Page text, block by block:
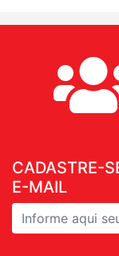
CADASTRE-
E-MAIL